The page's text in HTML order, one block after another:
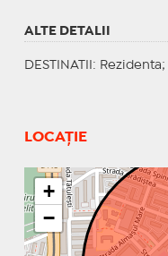
ALTE DETALII
DESTINATII : Rezidenta;
LOCAȚIE
+
−